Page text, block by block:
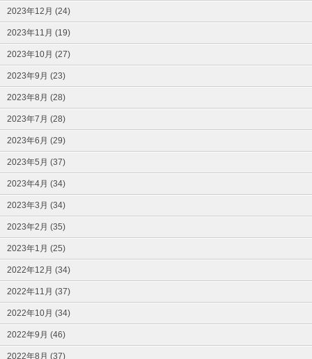
2023年12月 (24)
2023年11月 (19)
2023年10月 (27)
2023年9月 (23)
2023年8月 (28)
2023年7月 (28)
2023年6月 (29)
2023年5月 (37)
2023年4月 (34)
2023年3月 (34)
2023年2月 (35)
2023年1月 (25)
2022年12月 (34)
2022年11月 (37)
2022年10月 (34)
2022年9月 (46)
2022年8月 (37)